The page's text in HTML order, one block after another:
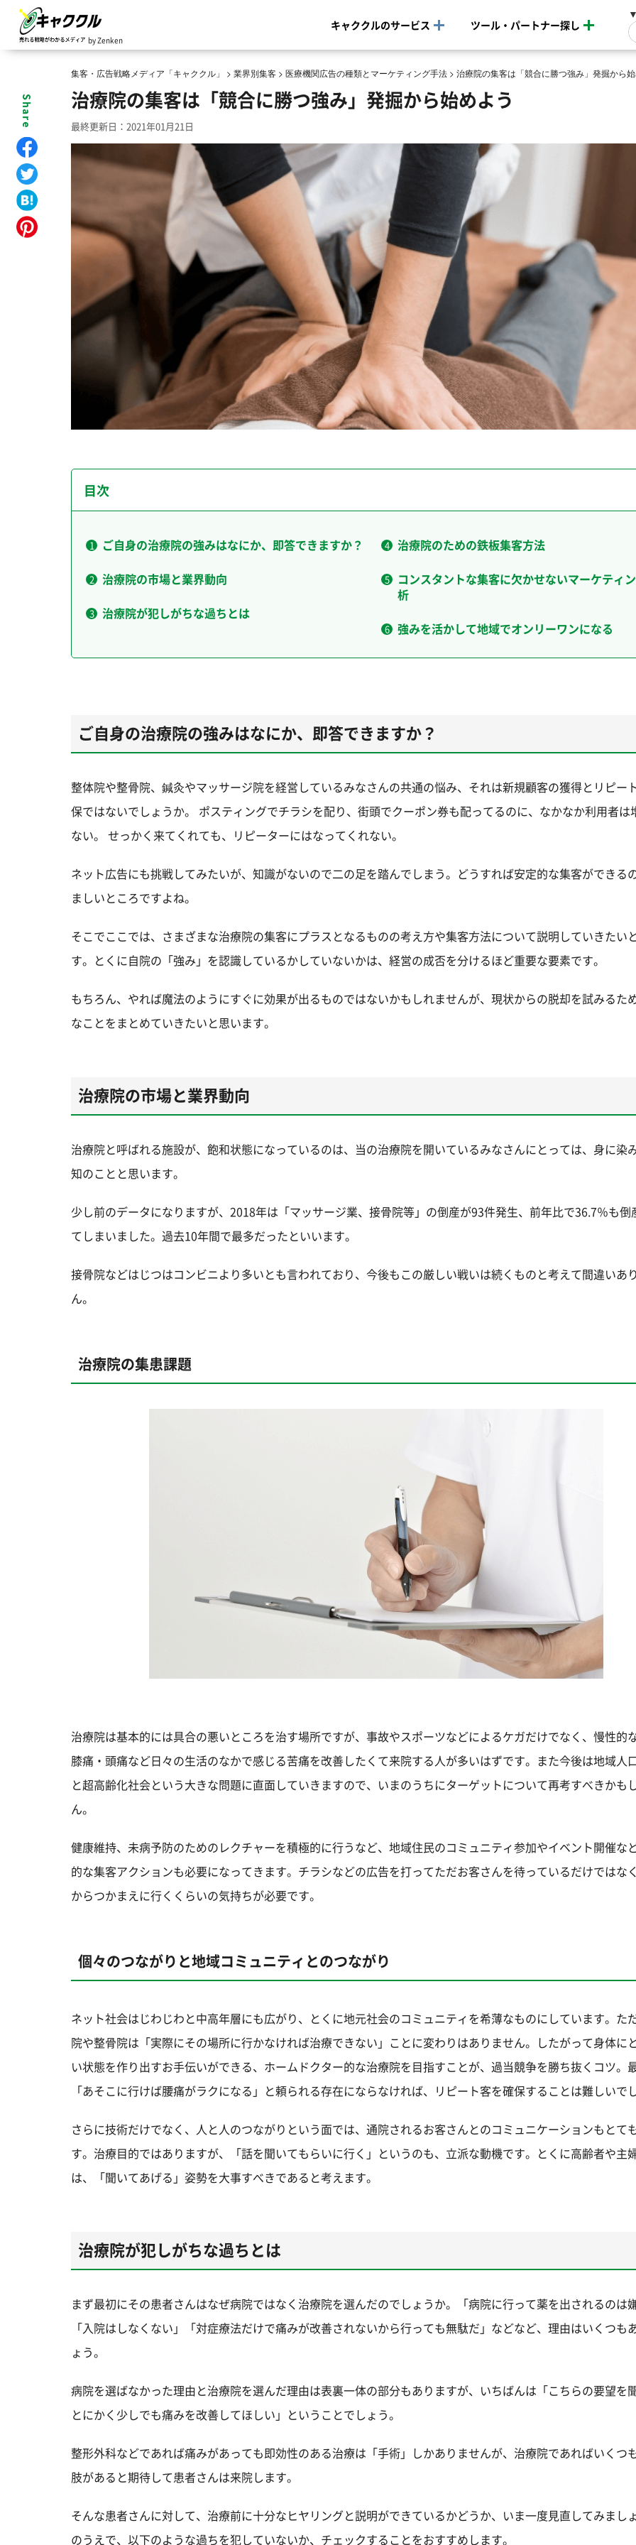
by Zenken
キャククルのサービス ツール・パートナー探し
集客・広告戦略メディア「キャククル」 > 業界別集客 > 医療機関広告の種類とマーケティング手法 > 治療院の集客は「競合に勝つ強み」発掘から
治療院の集客は「競合に勝つ強み」発掘から始めよう
最終更新日：2021年01月21日
目次
ご自身の治療院の強みはなにか、即答できますか？
治療院の市場と業界動向
治療院が犯しがちな過ちとは
治療院のための鉄板集客方法
コンスタントな集客に欠かせないマーケティ
析
強みを活かして地域でオンリーワンになる
ご自身の治療院の強みはなにか、即答できますか？
整体院や整骨院、鍼灸やマッサージ院を経営しているみなさんの共通の悩み、それは新規顧客の獲得とリピー
保ではないでしょうか。 ポスティングでチラシを配り、街頭でクーポン券も配ってるのに、なかなか利用者は
ない。 せっかく来てくれても、リピーターにはなってくれない。
ネット広告にも挑戦してみたいが、知識がないので二の足を踏んでしまう。どうすれば安定的な集客ができる
ましいところですよね。
そこでここでは、さまざまな治療院の集客にプラスとなるものの考え方や集客方法について説明していきたい
す。とくに自院の「強み」を認識しているかしていないかは、経営の成否を分けるほど重要な要素です。
もちろん、やれば魔法のようにすぐに効果が出るものではないかもしれませんが、現状からの脱却を試みるた
なことをまとめていきたいと思います。
治療院の市場と業界動向
治療院と呼ばれる施設が、飽和状態になっているのは、当の治療院を開いているみなさんにとっては、身に染
知のことと思います。
少し前のデータになりますが、2018年は「マッサージ業、接骨院等」の倒産が93件発生、前年比で36.7％も倒
てしまいました。過去10年間で最多だったといいます。
接骨院などはじつはコンビニより多いとも言われており、今後もこの厳しい戦いは続くものと考えて間違いあ
ん。
治療院の集患課題
治療院は基本的には具合の悪いところを治す場所ですが、事故やスポーツなどによるケガだけでなく、慢性的
膝痛・頭痛など日々の生活のなかで感じる苦痛を改善したくて来院する人が多いはずです。また今後は地域人
と超高齢化社会という大きな問題に直面していきますので、いまのうちにターゲットについて再考すべきかも
ん。
健康維持、未病予防のためのレクチャーを積極的に行うなど、地域住民のコミュニティ参加やイベント開催な
的な集客アクションも必要になってきます。チラシなどの広告を打ってただお客さんを待っているだけではな
からつかまえに行くくらいの気持ちが必要です。
個々のつながりと地域コミュニティとのつながり
ネット社会はじわじわと中高年層にも広がり、とくに地元社会のコミュニティを希薄なものにしています。た
院や整骨院は「実際にその場所に行かなければ治療できない」ことに変わりはありません。したがって身体に
い状態を作り出すお手伝いができる、ホームドクター的な治療院を目指すことが、過当競争を勝ち抜くコツ。
「あそこに行けば腰痛がラクになる」と頼られる存在にならなければ、リピート客を確保することは難しいで
さらに技術だけでなく、人と人のつながりという面では、通院されるお客さんとのコミュニケーションもとて
す。治療目的ではありますが、「話を聞いてもらいに行く」というのも、立派な動機です。とくに高齢者や主
は、「聞いてあげる」姿勢を大事すべきであると考えます。
治療院が犯しがちな過ちとは
まず最初にその患者さんはなぜ病院ではなく治療院を選んだのでしょうか。「病院に行って薬を出されるのは
「入院はしなくない」「対症療法だけで痛みが改善されないから行っても無駄だ」などなど、理由はいくつも
ょう。
病院を選ばなかった理由と治療院を選んだ理由は表裏一体の部分もありますが、いちばんは「こちらの要望を
とにかく少しでも痛みを改善してほしい」ということでしょう。
整形外科などであれば痛みがあっても即効性のある治療は「手術」しかありませんが、治療院であればいくつ
肢があると期待して患者さんは来院します。
そんな患者さんに対して、治療前に十分なヒヤリングと説明ができているかどうか、いま一度見直してみまし
のうえで、以下のような過ちを犯していないか、チェックすることをおすすめします。